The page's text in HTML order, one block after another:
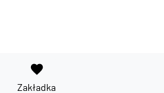
favorite
Zakładka